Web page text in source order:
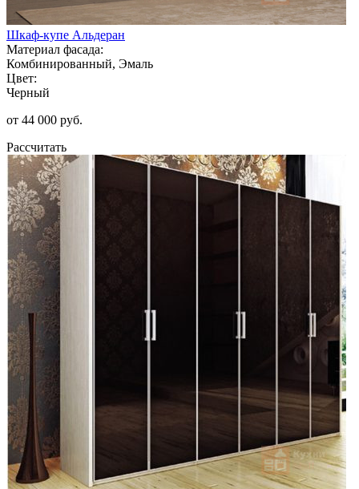
Шкаф-купе Альдеран
Материал фасада:
Комбинированный, Эмаль
Цвет:
Черный
от 44 000 руб.
Рассчитать